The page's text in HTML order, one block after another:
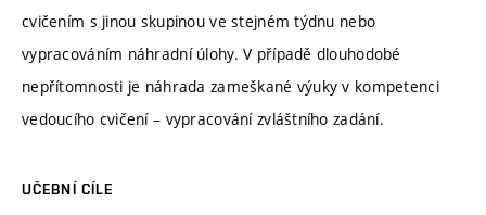
cvičením s jinou skupinou ve stejném týdnu nebo
vypracováním náhradní úlohy. V případě dlouhodobé
nepřítomnosti je náhrada zameškané výuky v kompetenci
vedoucího cvičení – vypracování zvláštního zadání.
UČEBNÍ CÍLE